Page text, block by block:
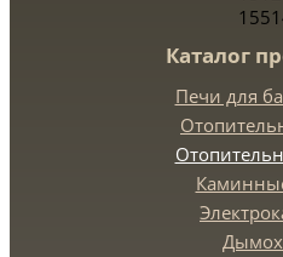
Каталог
Печи для